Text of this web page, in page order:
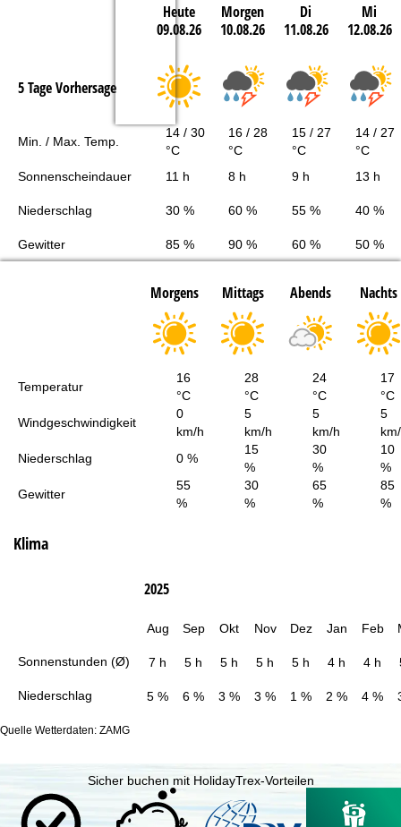
Heute
09.08.26
Morgen
10.08.26
Di
11.08.26
Mi
12.08.26
5 Tage Vorhersage
Min. / Max. Temp.
14 / 30
°C
16 / 28
°C
15 / 27
°C
14 / 27
°C
Sonnenscheindauer
11 h 8 h 9 h 13 h
Niederschlag 30 % 60 % 55 % 40 %
Gewitter 85 % 90 % 60 % 50 %
Morgens Mittags Abends Nachts
Temperatur
16
°C
28
°C
24
°C
17
°C
Windgeschwindigkeit
0
km/h
5
km/h
5
km/h
5
Niederschlag
0 %
15
%
30
%
10
%
Gewitter
55
%
30
%
65
%
85
%
Klima
Sonnenstunden (Ø)
Niederschlag
2025
Aug Sep Okt Nov Dez Jan Feb
7 h 5 h 5 h 5 h 5 h 4 h 4 h
5 % 6 % 3 % 3 % 1 % 2 % 4 %
Quelle Wetterdaten: ZAMG
Sicher buchen mit HolidayTrex-Vorteilen